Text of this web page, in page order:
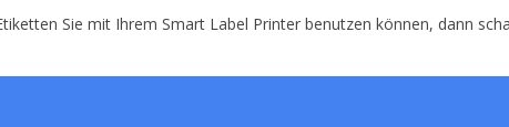
Sie mit Ihrem Smart Label Printer benutzen können, dann